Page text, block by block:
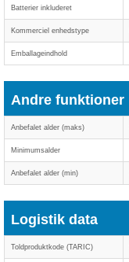
Batterier inkluderet
Kommerciel enhedstype
Emballageindhold
Andre funktioner
Anbefalet alder (maks)
Minimumsalder
Anbefalet alder (min)
Logistik data
Toldproduktkode (TARIC)